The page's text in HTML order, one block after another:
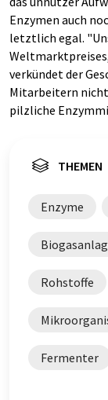
Enzymen auch
letztlich egal.
verkündet der
Mitarbeitern
pilzliche
THEMEN
Enzyme
Rohstoffe
Fermenter